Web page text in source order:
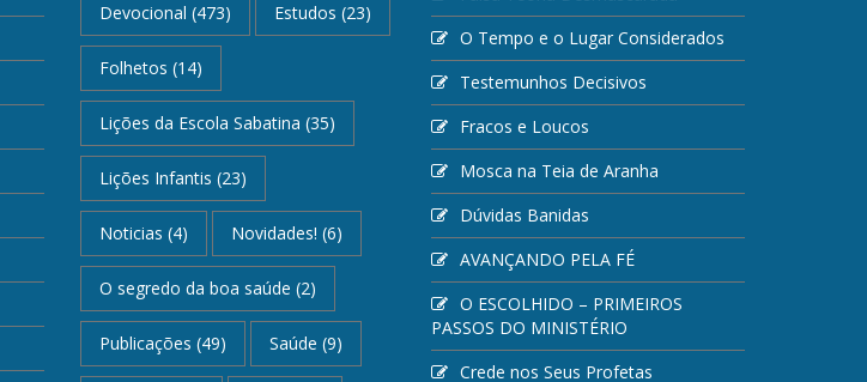
Devocional (473) Estudos (23)
Folhetos (14)
Lições da Escola Sabatina (35)
Lições Infantis (23)
Noticias (4) Novidades! (6)
O segredo da boa saúde (2)
Publicações (49) Saúde (9)
O Tempo e o Lugar Considerados
Testemunhos Decisivos
Fracos e Loucos
Mosca na Teia de Aranha
Dúvidas Banidas
AVANÇANDO PELA FÉ
O ESCOLHIDO – PRIMEIROS
PASSOS DO MINISTÉRIO
Crede nos Seus Profetas